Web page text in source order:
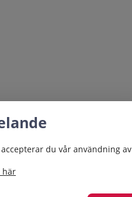
du vår användning av
här